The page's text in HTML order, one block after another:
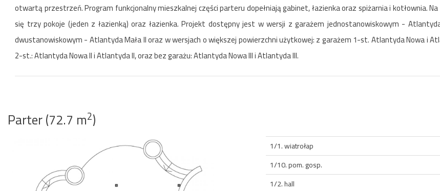
otwartą przestrzeń. Program funkcjonalny mieszkalnej części parteru dopełniają gabinet, łazienka oraz spiżarnia i kotłownia.
się trzy pokoje (jeden z łazienką) oraz łazienka. Projekt dostępny jest w wersji z garażem jednostanowiskowym -
dwustanowiskowym - Atlantyda Mała II oraz w wersjach o większej powierzchni użytkowej: z garażem 1-st. Atlantyda Nowa i
2-st.: Atlantyda Nowa II i Atlantyda II, oraz bez garażu: Atlantyda Nowa III i Atlantyda III.
Parter (72.7 m2)
1/1. wiatrołap
1/10. pom. gosp.
1/2. hall